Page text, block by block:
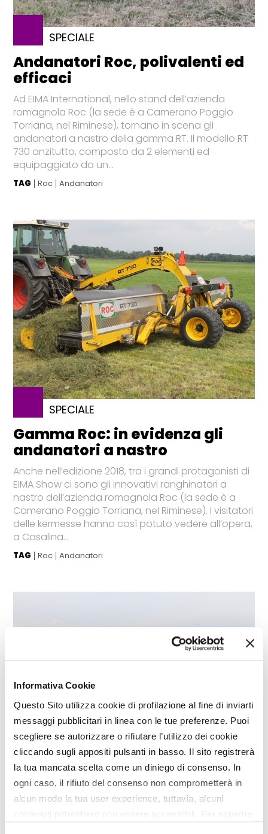
Informativa Cookie
Questo Sito utilizza cookie di profilazione al fine di inviarti
messaggi pubblicitari in linea con le tue preferenze. Puoi
scegliere se autorizzare o rifiutare l’utilizzo dei cookie
cliccando sugli appositi pulsanti in basso. Il sito registrerà
la tua mancata scelta come un diniego di consenso. In
ogni caso, il rifiuto del consenso non comprometterà in
alcun modo la tua user experience, tuttavia, alcuni
SPECIALE
Andanatori Roc, polivalenti ed
efficaci
Ad EIMA International, nello stand dell’azienda
romagnola Roc (la sede è a Camerano Poggio
Torriana, nel Riminese), tornano in scena gli
andanatori a nastro della gamma RT. Il modello RT
730 anzitutto, composto da 2 elementi ed
equipaggiato da un...
TAG Roc Andanatori
SPECIALE
Gamma Roc: in evidenza gli
andanatori a nastro
Anche nell’edizione 2018, tra i grandi protagonisti di
EIMA Show ci sono gli innovativi ranghinatori a
nastro dell’azienda romagnola Roc (la sede è a
Camerano Poggio Torriana, nel Riminese). I visitatori
delle kermesse hanno così potuto vedere all’opera,
a Casalina...
TAG Roc Andanatori
SPECIALE
RT630, un andanatore per
lavorazioni delicate